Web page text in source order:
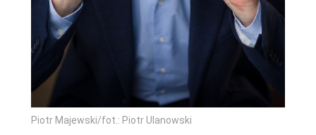
Piotr Majewski/fot.: Piotr Ulanowski